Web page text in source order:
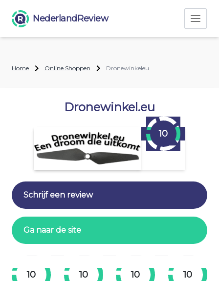
NederlandReview
Home Online Shoppen Dronewinkeleu
Dronewinkel.eu
10
Schrijf een review
Ga naar de site
10 10 10 10